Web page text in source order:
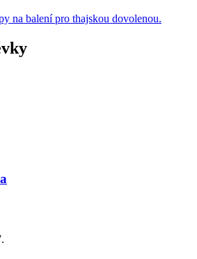
na balení pro thajskou dovolenou.